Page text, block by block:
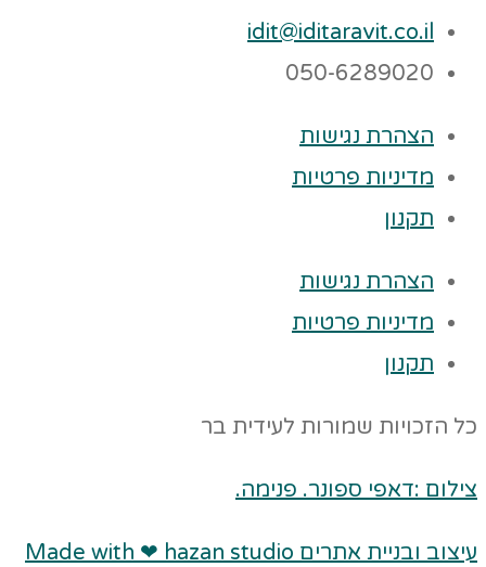
idit@iditaravit.co.il
050-6289020
הצהרת נגישות
מדיניות פרטיות
תקנון
הצהרת נגישות
מדיניות פרטיות
תקנון
כל הזכויות שמורות לעידית בר
צילום :דאפי ספונר. פנימה.
עיצוב ובניית אתרים Made with ❤ hazan studio